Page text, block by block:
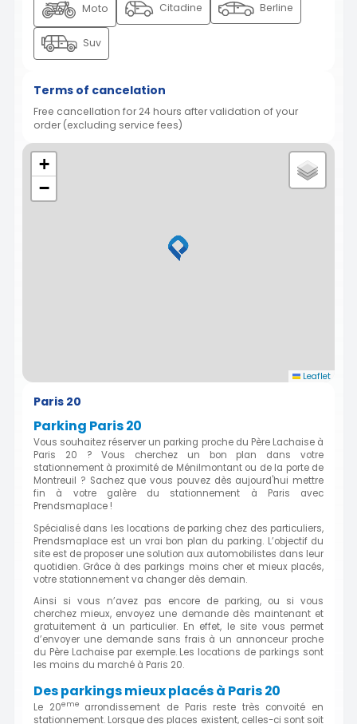
Moto Citadine Berline
Suv
Terms of cancelation
Free cancellation for 24 hours after validation of your
order (excluding service fees)
+
−
Leaflet
Paris 20
Parking Paris 20
Vous souhaitez réserver un parking proche du Père Lachaise à
Paris 20 ? Vous cherchez un bon plan dans votre
stationnement à proximité de Ménilmontant ou de la porte de
Montreuil ? Sachez que vous pouvez dès aujourd'hui mettre
fin à votre galère du stationnement à Paris avec
Prendsmaplace !
Spécialisé dans les locations de parking chez des particuliers,
Prendsmaplace est un vrai bon plan du parking. L’objectif du
site est de proposer une solution aux automobilistes dans leur
quotidien. Grâce à des parkings moins cher et mieux placés,
votre stationnement va changer dès demain.
Ainsi si vous n’avez pas encore de parking, ou si vous
cherchez mieux, envoyez une demande dès maintenant et
gratuitement à un particulier. En effet, le site vous permet
d’envoyer une demande sans frais à un annonceur proche
du Père Lachaise par exemple. Les locations de parkings sont
les moins du marché à Paris 20.
Des parkings mieux placés à Paris 20
Le 20eme arrondissement de Paris reste très convoité en
stationnement. Lorsque des places existent, celles-ci sont soit